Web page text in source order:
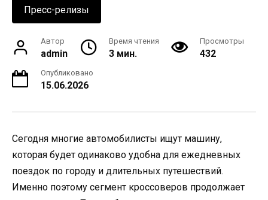
Пресс-релизы
Автор
admin
Время чтения
3 мин.
Просмотры
432
Опубликовано
15.06.2026
Сегодня многие автомобилисты ищут машину,
которая будет одинаково удобна для ежедневных
поездок по городу и длительных путешествий.
Именно поэтому сегмент кроссоверов продолжает